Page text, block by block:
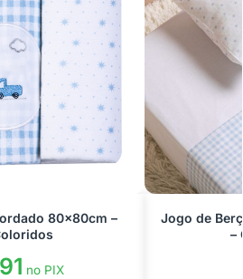
80x80cm –
no PIX
Jogo de
–